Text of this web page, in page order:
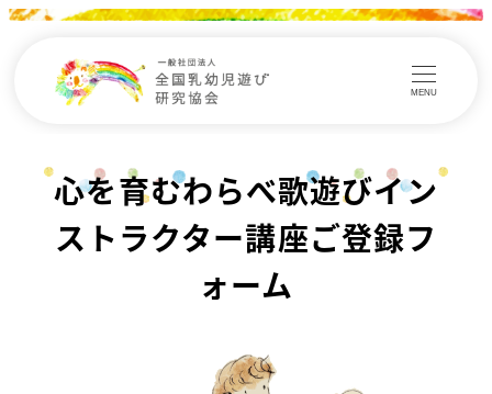
MENU
心を育むわらべ歌遊びイン
ストラクター講座ご登録フ
ォーム